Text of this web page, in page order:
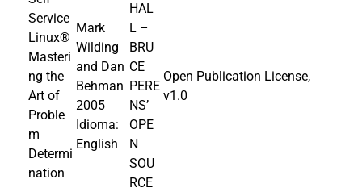
Service
Linux®
Masteri
ng the
Art of
Proble
m
Determi
nation
Mark
Wilding
and Dan
Behman
2005
Idioma:
English
HAL
L –
BRU
CE
PERE
NS’
OPE
N
SOU
RCE
Open Publication License,
v1.0